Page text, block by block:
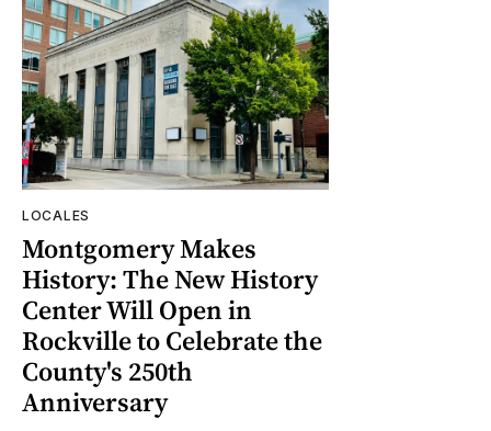
LOCALES
Montgomery Makes
History: The New History
Center Will Open in
Rockville to Celebrate the
County's 250th
Anniversary